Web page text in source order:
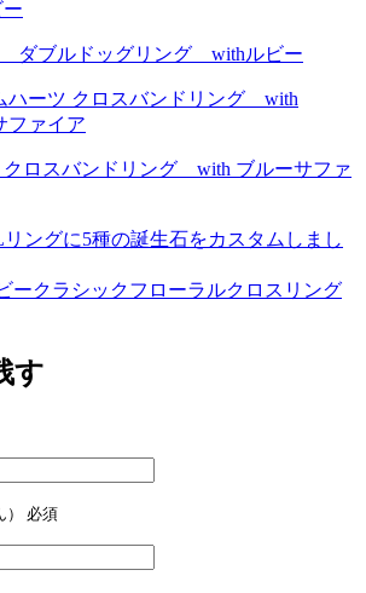
ダブルドッグリング withルビー
クロスバンドリング with ブルーサファ
ングに5種の誕生石をカスタムしまし
ークラシックフローラルクロスリング
す
必須